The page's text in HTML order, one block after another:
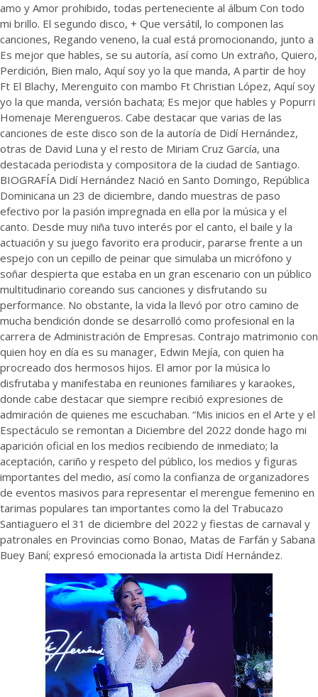
amo y Amor prohibido, todas perteneciente al álbum Con todo
mi brillo. El segundo disco, + Que versátil, lo componen las
canciones, Regando veneno, la cual está promocionando, junto a
Es mejor que hables, se su autoría, así como Un extraño, Quiero,
Perdición, Bien malo, Aquí soy yo la que manda, A partir de hoy
Ft El Blachy, Merenguito con mambo Ft Christian López, Aquí soy
yo la que manda, versión bachata; Es mejor que hables y Popurri
Homenaje Merengueros. Cabe destacar que varias de las
canciones de este disco son de la autoría de Didí Hernández,
otras de David Luna y el resto de Miriam Cruz García, una
destacada periodista y compositora de la ciudad de Santiago.
BIOGRAFÍA Didí Hernández Nació en Santo Domingo, República
Dominicana un 23 de diciembre, dando muestras de paso
efectivo por la pasión impregnada en ella por la música y el
canto. Desde muy niña tuvo interés por el canto, el baile y la
actuación y su juego favorito era producir, pararse frente a un
espejo con un cepillo de peinar que simulaba un micrófono y
soñar despierta que estaba en un gran escenario con un público
multitudinario coreando sus canciones y disfrutando su
performance. No obstante, la vida la llevó por otro camino de
mucha bendición donde se desarrolló como profesional en la
carrera de Administración de Empresas. Contrajo matrimonio con
quien hoy en día es su manager, Edwin Mejía, con quien ha
procreado dos hermosos hijos. El amor por la música lo
disfrutaba y manifestaba en reuniones familiares y karaokes,
donde cabe destacar que siempre recibió expresiones de
admiración de quienes me escuchaban. “Mis inicios en el Arte y el
Espectáculo se remontan a Diciembre del 2022 donde hago mi
aparición oficial en los medios recibiendo de inmediato; la
aceptación, cariño y respeto del público, los medios y figuras
importantes del medio, así como la confianza de organizadores
de eventos masivos para representar el merengue femenino en
tarimas populares tan importantes como la del Trabucazo
Santiaguero el 31 de diciembre del 2022 y fiestas de carnaval y
patronales en Provincias como Bonao, Matas de Farfán y Sabana
Buey Baní; expresó emocionada la artista Didí Hernández.